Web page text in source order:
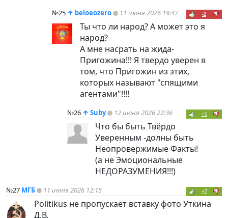
№25 ↑ beloeozero 11 июня 2026 19:47 -2
Ты что ли народ? А может это я
народ?
А мне насрать на жида-
Пригожина!!! Я твердо уверен в
том, что Пригожин из этих,
которых называют "спящими
агентами"!!!!
№26 ↑ Suby 12 июня 2026 22:36 +1
Что бы быть Твёрдо
Уверенным -долны быть
Неопровержимые Факты!
(а не Эмоциональные
НЕДОРАЗУМЕНИЯ!!!)
№27 МГБ 11 июня 2026 12:15 +7
Politikus не пропускает вставку фото Уткина
Д.В.